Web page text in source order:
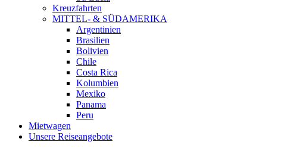
Kreuzfahrten
MITTEL- & SÜDAMERIKA
Argentinien
Brasilien
Bolivien
Chile
Costa Rica
Kolumbien
Mexiko
Panama
Peru
Mietwagen
Unsere Reiseangebote